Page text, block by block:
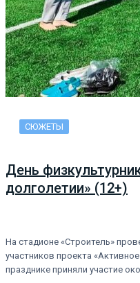
СЮЖЕТЫ
День
долголетии» (12+)
На стадионе «Строитель»
участников проекта
празднике приняли участие